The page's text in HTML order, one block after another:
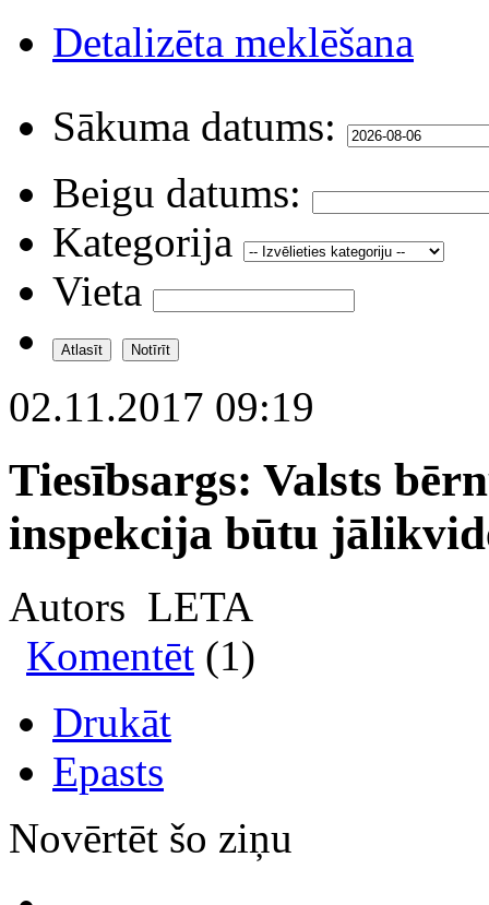
Detalizēta meklēšana
Sākuma datums:
Beigu datums:
Kategorija
Vieta
02.11.2017 09:19
Tiesībsargs: Valsts
inspekcija būtu
Autors LETA
Komentēt (1)
Drukāt
Epasts
Novērtēt šo ziņu